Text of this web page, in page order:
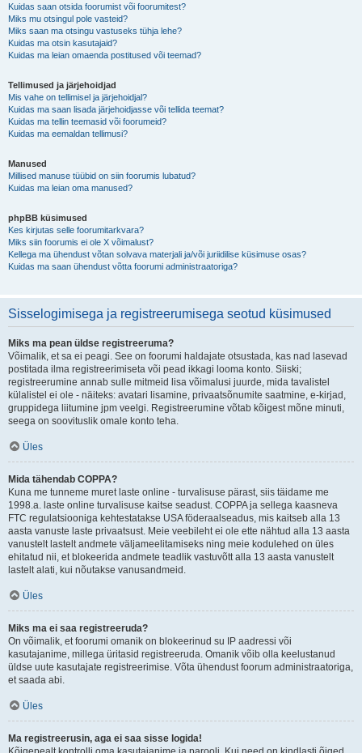
Kuidas saan otsida foorumist või foorumitest?
Miks mu otsingul pole vasteid?
Miks saan ma otsingu vastuseks tühja lehe?
Kuidas ma otsin kasutajaid?
Kuidas ma leian omaenda postitused või teemad?
Tellimused ja järjehoidjad
Mis vahe on tellimisel ja järjehoidjal?
Kuidas ma saan lisada järjehoidjasse või tellida teemat?
Kuidas ma tellin teemasid või foorumeid?
Kuidas ma eemaldan tellimusi?
Manused
Millised manuse tüübid on siin foorumis lubatud?
Kuidas ma leian oma manused?
phpBB küsimused
Kes kirjutas selle foorumitarkvara?
Miks siin foorumis ei ole X võimalust?
Kellega ma ühendust võtan solvava materjali ja/või juriidilise küsimuse osas?
Kuidas ma saan ühendust võtta foorumi administraatoriga?
Sisselogimisega ja registreerumisega seotud küsimused
Miks ma pean üldse registreeruma?
Võimalik, et sa ei peagi. See on foorumi haldajate otsustada, kas nad lasevad
postitada ilma registreerimiseta või pead ikkagi looma konto. Siiski;
registreerumine annab sulle mitmeid lisa võimalusi juurde, mida tavalistel
külalistel ei ole - näiteks: avatari lisamine, privaatsõnumite saatmine, e-kirjad,
gruppidega liitumine jpm veelgi. Registreerumine võtab kõigest mõne minuti,
seega on soovituslik omale konto teha.
Üles
Mida tähendab COPPA?
Kuna me tunneme muret laste online - turvalisuse pärast, siis täidame me
1998.a. laste online turvalisuse kaitse seadust. COPPA ja sellega kaasneva
FTC regulatsiooniga kehtestatakse USA föderaalseadus, mis kaitseb alla 13
aasta vanuste laste privaatsust. Meie veebileht ei ole ette nähtud alla 13 aasta
vanustelt lastelt andmete väljameelitamiseks ning meie kodulehed on üles
ehitatud nii, et blokeerida andmete teadlik vastuvõtt alla 13 aasta vanustelt
lastelt alati, kui nõutakse vanusandmeid.
Üles
Miks ma ei saa registreeruda?
On võimalik, et foorumi omanik on blokeerinud su IP aadressi või
kasutajanime, millega üritasid registreeruda. Omanik võib olla keelustanud
üldse uute kasutajate registreerimise. Võta ühendust foorum administraatoriga,
et saada abi.
Üles
Ma registreerusin, aga ei saa sisse logida!